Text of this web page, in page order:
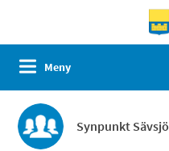
Meny
Synpunkt Sävsjö